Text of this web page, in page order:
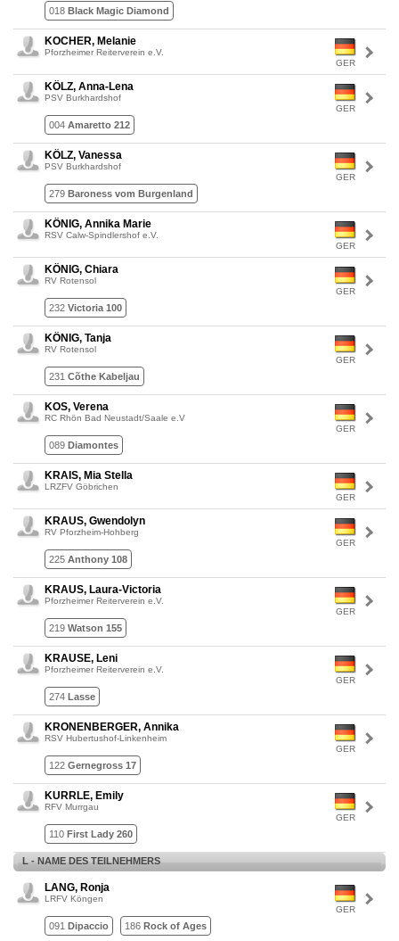
018 Black Magic Diamond
GER
KOCHER, Melanie
Pforzheimer Reiterverein e.V.
GER
KÖLZ, Anna-Lena
PSV Burkhardshof
004 Amaretto 212
GER
KÖLZ, Vanessa
PSV Burkhardshof
279 Baroness vom Burgenland
GER
KÖNIG, Annika Marie
RSV Calw-Spindlershof e.V.
GER
KÖNIG, Chiara
RV Rotensol
232 Victoria 100
GER
KÖNIG, Tanja
RV Rotensol
231 Cõthe Kabeljau
GER
KOS, Verena
RC Rhön Bad Neustadt/Saale e.V
089 Diamontes
GER
KRAIS, Mia Stella
LRZFV Göbrichen
GER
KRAUS, Gwendolyn
RV Pforzheim-Hohberg
225 Anthony 108
GER
KRAUS, Laura-Victoria
Pforzheimer Reiterverein e.V.
219 Watson 155
GER
KRAUSE, Leni
Pforzheimer Reiterverein e.V.
274 Lasse
GER
KRONENBERGER, Annika
RSV Hubertushof-Linkenheim
122 Gernegross 17
GER
KURRLE, Emily
RFV Murrgau
110 First Lady 260
L - NAME DES TEILNEHMERS
GER
LANG, Ronja
LRFV Köngen
091 Dipaccio 186 Rock of Ages